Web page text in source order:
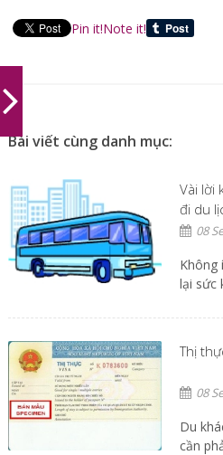
Pin it!Note it!
Bài viết cùng danh mục:
Vài lời
đi du
08
Không
lại sức
Thị
08
Du
cần